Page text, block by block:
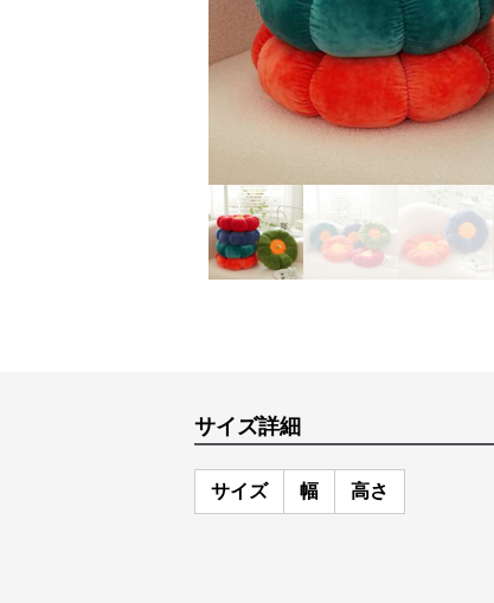
サイズ詳細
サイズ 幅 高さ